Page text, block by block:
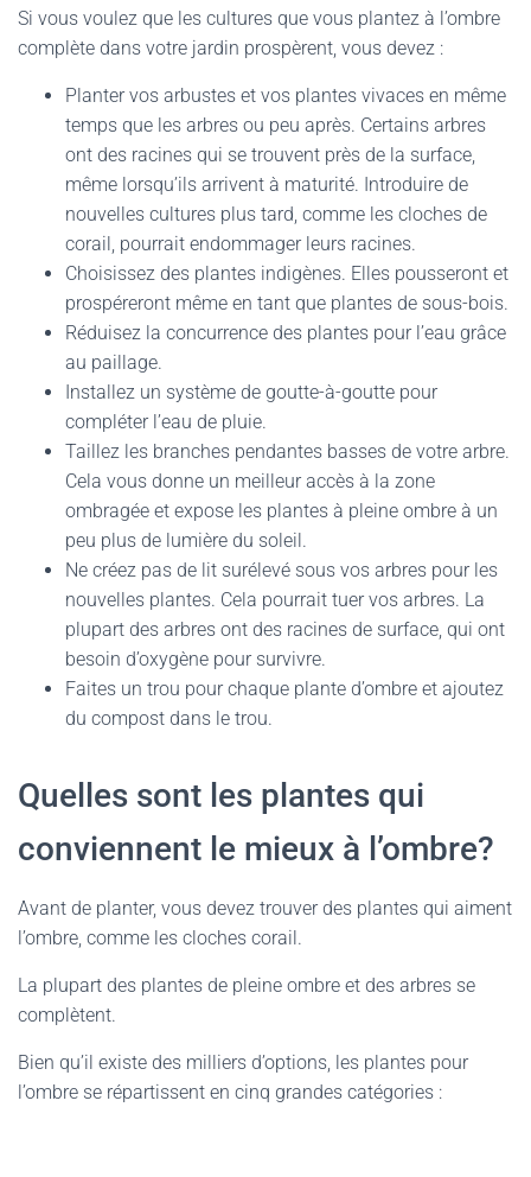
Si vous voulez que les cultures que vous plantez à l’ombre
complète dans votre jardin prospèrent, vous devez :
Planter vos arbustes et vos plantes vivaces en même
temps que les arbres ou peu après. Certains arbres
ont des racines qui se trouvent près de la surface,
même lorsqu’ils arrivent à maturité. Introduire de
nouvelles cultures plus tard, comme les cloches de
corail, pourrait endommager leurs racines.
Choisissez des plantes indigènes. Elles pousseront et
prospéreront même en tant que plantes de sous-bois.
Réduisez la concurrence des plantes pour l’eau grâce
au paillage.
Installez un système de goutte-à-goutte pour
compléter l’eau de pluie.
Taillez les branches pendantes basses de votre arbre.
Cela vous donne un meilleur accès à la zone
ombragée et expose les plantes à pleine ombre à un
peu plus de lumière du soleil.
Ne créez pas de lit surélevé sous vos arbres pour les
nouvelles plantes. Cela pourrait tuer vos arbres. La
plupart des arbres ont des racines de surface, qui ont
besoin d’oxygène pour survivre.
Faites un trou pour chaque plante d’ombre et ajoutez
du compost dans le trou.
Quelles sont les plantes qui
conviennent le mieux à l’ombre?
Avant de planter, vous devez trouver des plantes qui aiment
l’ombre, comme les cloches corail.
La plupart des plantes de pleine ombre et des arbres se
complètent.
Bien qu’il existe des milliers d’options, les plantes pour
l’ombre se répartissent en cinq grandes catégories :